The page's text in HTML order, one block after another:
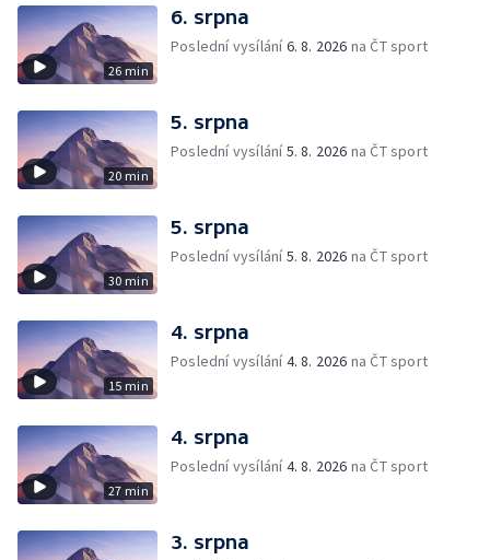
26 min
6. srpna
Poslední vysílání6. 8. 2026 na ČT sport
20 min
5. srpna
Poslední vysílání5. 8. 2026 na ČT sport
30 min
5. srpna
Poslední vysílání5. 8. 2026 na ČT sport
15 min
4. srpna
Poslední vysílání4. 8. 2026 na ČT sport
27 min
4. srpna
Poslední vysílání4. 8. 2026 na ČT sport
3. srpna